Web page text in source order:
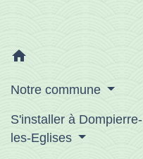
home
Notre commune
S'installer à Dompierre-
les-Eglises